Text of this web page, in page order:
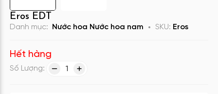
Eros EDT
Danh mục: Nước hoa Nước hoa nam SKU: Eros
Hết hàng
Số Lượng: 1